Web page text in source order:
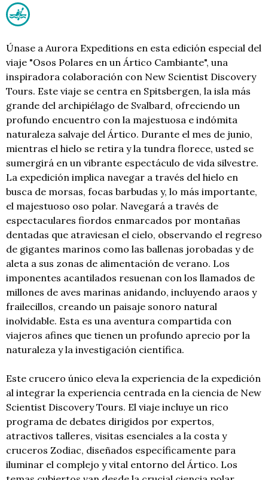
Únase a Aurora Expeditions en esta edición especial del
viaje "Osos Polares en un Ártico Cambiante", una
inspiradora colaboración con New Scientist Discovery
Tours. Este viaje se centra en Spitsbergen, la isla más
grande del archipiélago de Svalbard, ofreciendo un
profundo encuentro con la majestuosa e indómita
naturaleza salvaje del Ártico. Durante el mes de junio,
mientras el hielo se retira y la tundra florece, usted se
sumergirá en un vibrante espectáculo de vida silvestre.
La expedición implica navegar a través del hielo en
busca de morsas, focas barbudas y, lo más importante,
el majestuoso oso polar. Navegará a través de
espectaculares fiordos enmarcados por montañas
dentadas que atraviesan el cielo, observando el regreso
de gigantes marinos como las ballenas jorobadas y de
aleta a sus zonas de alimentación de verano. Los
imponentes acantilados resuenan con los llamados de
millones de aves marinas anidando, incluyendo araos y
frailecillos, creando un paisaje sonoro natural
inolvidable. Esta es una aventura compartida con
viajeros afines que tienen un profundo aprecio por la
naturaleza y la investigación científica.
Este crucero único eleva la experiencia de la expedición
al integrar la experiencia centrada en la ciencia de New
Scientist Discovery Tours. El viaje incluye un rico
programa de debates dirigidos por expertos,
atractivos talleres, visitas esenciales a la costa y
cruceros Zodiac, diseñados específicamente para
iluminar el complejo y vital entorno del Ártico. Los